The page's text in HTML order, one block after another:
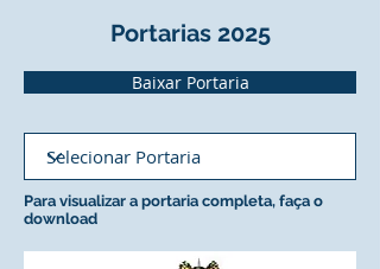
Portarias 2025
Baixar Portaria
Para visualizar a portaria completa, faça o
download